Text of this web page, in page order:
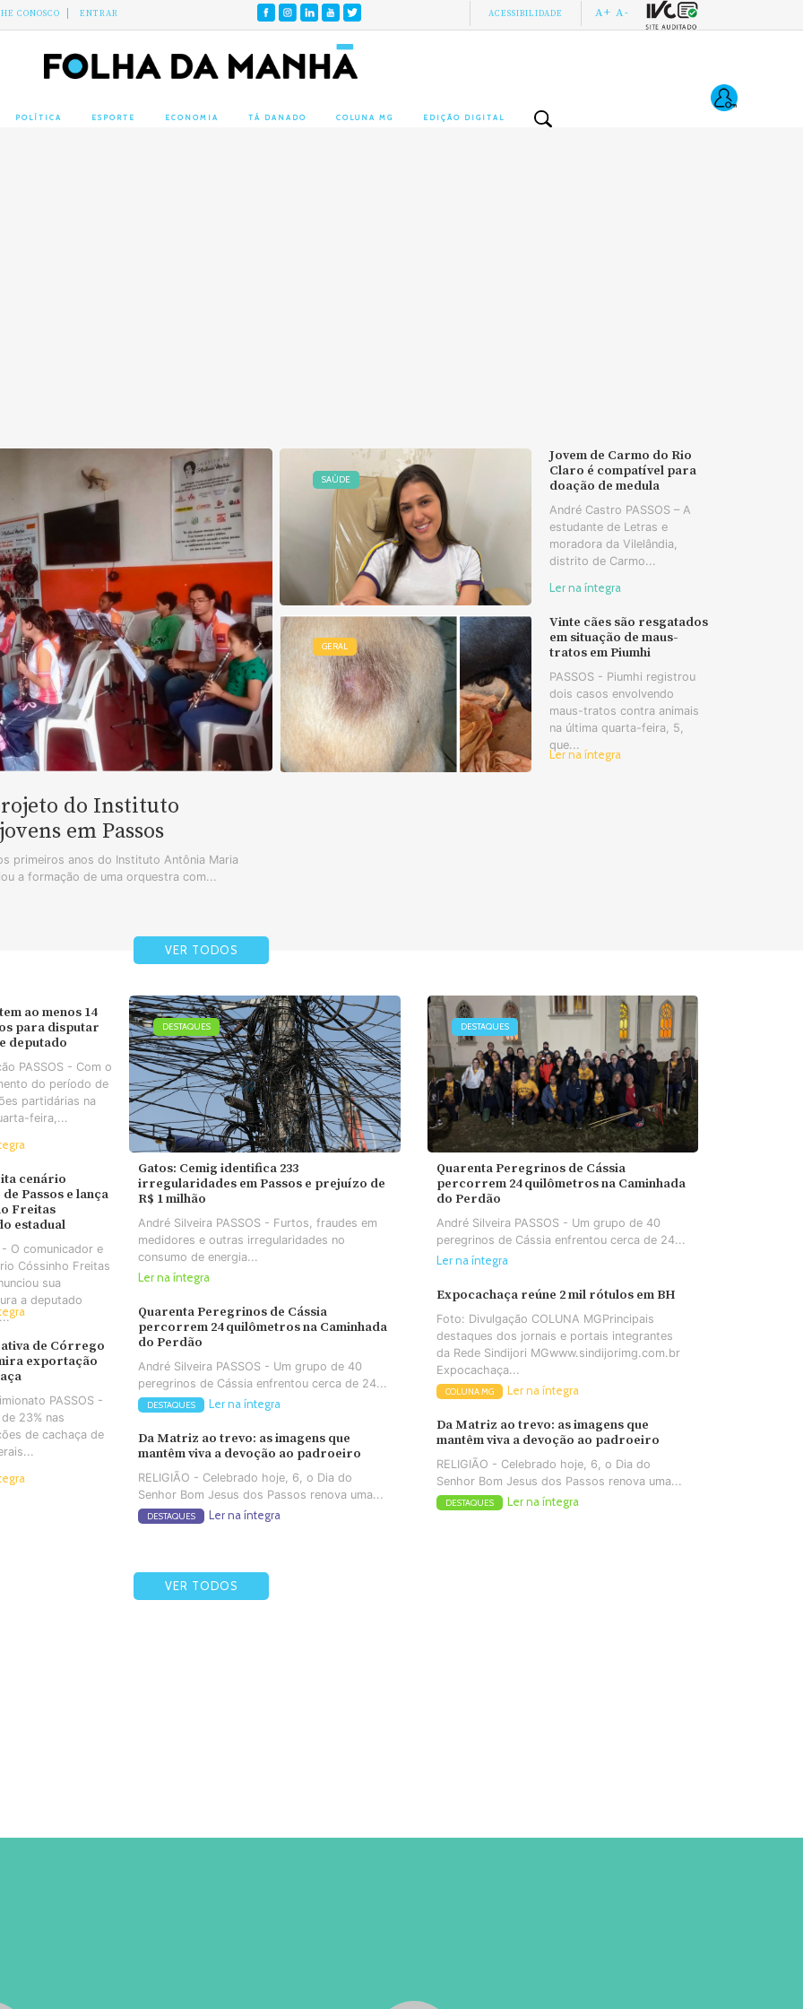
CONOSCO ENTRAR ACESSIBILIDADE A+ A-
POLÍTICA ESPORTE ECONOMIA TÁ DANADO COLUNA MG EDIÇÃO DIGITAL
do Instituto
em Passos
primeiros anos do Instituto Antônia Maria
a formação de uma orquestra com...
SAÚDE
Jovem de Carmo do Rio
Claro é compatível para
doação de medula
André Castro PASSOS – A
estudante de Letras e
moradora da Vilelândia,
distrito de Carmo...
Ler na íntegra
GERAL
Vinte cães são resgatados
em situação de maus-
tratos em Piumhi
PASSOS - Piumhi registrou
dois casos envolvendo
maus-tratos contra animais
na última quarta-feira, 5,
que...
Ler na íntegra
VER TODOS
ao menos 14
para disputar
deputado
PASSOS - Com o
do período de
partidárias na
feira,...
cenário
Passos e lança
Freitas
estadual
- O comunicador e
Cóssinho Freitas
sua
a deputado
de Córrego
exportação
PASSOS -
23% nas
de cachaça de
DESTAQUES
Gatos: Cemig identifica 233
irregularidades em Passos e prejuízo de
R$ 1 milhão
André Silveira PASSOS - Furtos, fraudes em
medidores e outras irregularidades no
consumo de energia...
Ler na íntegra
Quarenta Peregrinos de Cássia
percorrem 24 quilômetros na Caminhada
do Perdão
André Silveira PASSOS - Um grupo de 40
peregrinos de Cássia enfrentou cerca de 24...
DESTAQUES Ler na íntegra
Da Matriz ao trevo: as imagens que
mantêm viva a devoção ao padroeiro
RELIGIÃO - Celebrado hoje, 6, o Dia do
Senhor Bom Jesus dos Passos renova uma...
DESTAQUES Ler na íntegra
DESTAQUES
Quarenta Peregrinos de Cássia
percorrem 24 quilômetros na Caminhada
do Perdão
André Silveira PASSOS - Um grupo de 40
peregrinos de Cássia enfrentou cerca de 24...
Ler na íntegra
Expocachaça reúne 2 mil rótulos em BH
Foto: Divulgação COLUNA MGPrincipais
destaques dos jornais e portais integrantes
da Rede Sindijori MGwww.sindijorimg.com.br
Expocachaça...
COLUNA MG Ler na íntegra
Da Matriz ao trevo: as imagens que
mantêm viva a devoção ao padroeiro
RELIGIÃO - Celebrado hoje, 6, o Dia do
Senhor Bom Jesus dos Passos renova uma...
DESTAQUES Ler na íntegra
VER TODOS